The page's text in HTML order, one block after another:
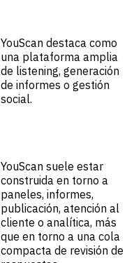
YouScan destaca como
una plataforma amplia
de listening, generación
de informes o gestión
social.
YouScan suele estar
construida en torno a
paneles, informes,
publicación, atención al
cliente o analítica, más
que en torno a una cola
compacta de revisión de